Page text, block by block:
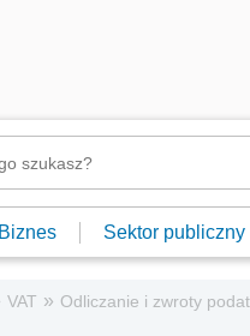
Biznes Sektor publiczny
VAT » Odliczanie i zwroty